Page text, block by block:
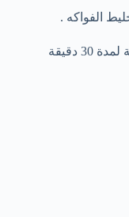
ممارسة التمارين الرياضية لمدة 30 دقيقة